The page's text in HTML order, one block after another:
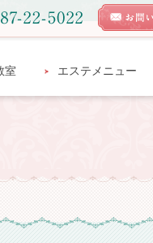
室 エステメニュー